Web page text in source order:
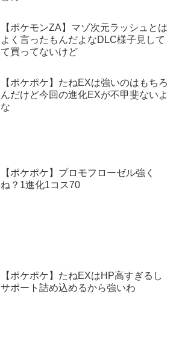
【ポケモンZA】マゾ次元ラッシュとは
よく言ったもんだよなDLC様子見して
て買ってないけど
【ポケポケ】たねEXは強いのはもちろ
んだけど今回の進化EXが不甲斐ないよ
な
【ポケポケ】プロモフローゼル強く
ね？1進化1コス70
【ポケポケ】たねEXはHP高すぎるし
サポート詰め込めるから強いわ